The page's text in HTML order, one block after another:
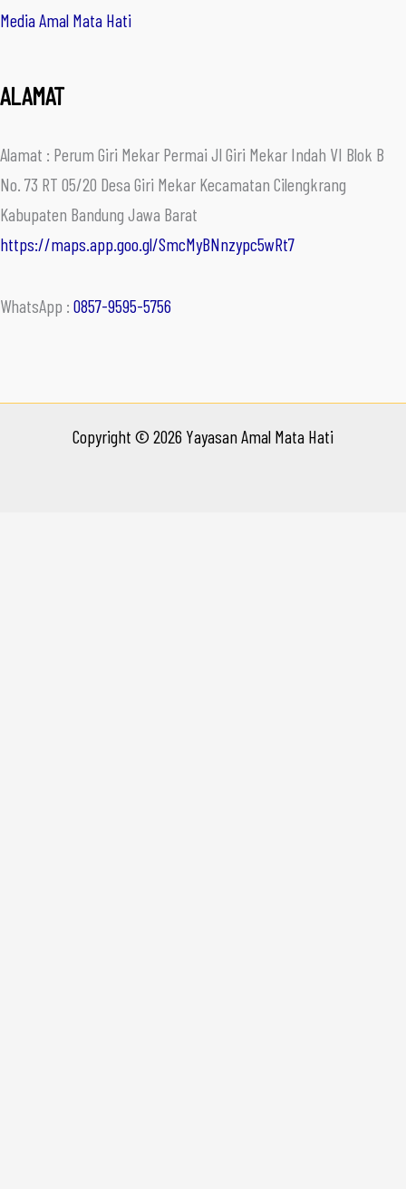
Media Amal Mata Hati
ALAMAT
Alamat : Perum Giri Mekar Permai Jl Giri Mekar Indah VI Blok B
No. 73 RT 05/20 Desa Giri Mekar Kecamatan Cilengkrang
Kabupaten Bandung Jawa Barat
https://maps.app.goo.gl/SmcMyBNnzypc5wRt7
WhatsApp : 0857-9595-5756
Copyright © 2026 Yayasan Amal Mata Hati